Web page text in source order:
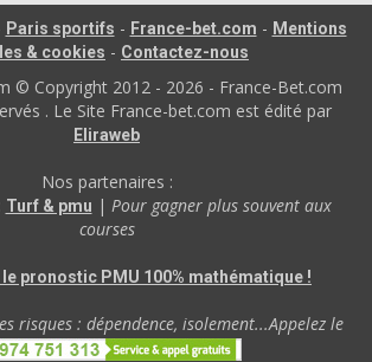
Paris sportifs - France-bet.com - Mentions
& cookies - Contactez-nous
© Copyright 2012 - 2026 - France-Bet.com
. Le Site France-bet.com est édité par
Eliraweb
Nos partenaires :
Turf & pmu | Pour gagner plus souvent aux
courses
le pronostic PMU 100% mathématique !
risques : dépendence, isolement...Appelez le